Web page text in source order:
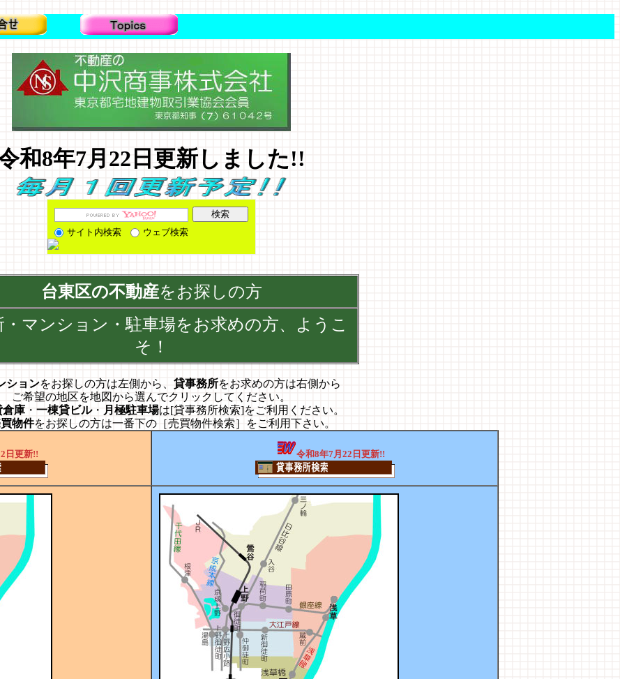
和8年7月22日更新しました!!
サイト内検索 ウェブ検索
台東区の不動産をお探しの方
・マンション・駐車場をお求めの方、ようこ
そ！
ションをお探しの方は左側から、 貸事務所をお求めの方は右側から
ご希望の地区を地図から選んでクリックしてください。
倉庫 ・ 一棟貸ビル・ 月極駐車場は[貸事務所検索]をご利用ください。
物件をお探しの方は一番下の［売買物件検索］をご利用下さい。
日更新!! 令和8年7月22日更新!!